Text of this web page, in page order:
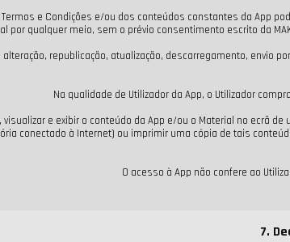
e Condições e/ou dos conteúdos constantes da App
por qualquer meio, sem o prévio consentimento escrito da
alteração, republicação, atualização, descarregamento,
Na qualidade de Utilizador da App, o Utilizador
visualizar e exibir o conteúdo da App e/ou o Material no ecrã
conectado à Internet) ou imprimir uma cópia de tais
O acesso à App não confere ao
7.